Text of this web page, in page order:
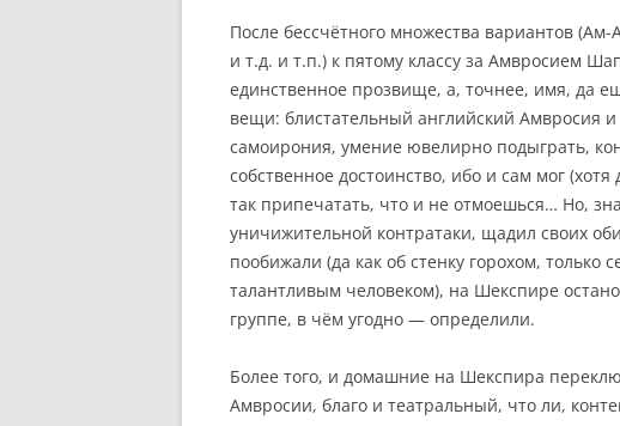
После бессчётного множества вариантов
и т.д. и т.п.) к пятому классу за Амвросием
единственное прозвище, а, точнее, имя, да
вещи: блистательный английский Амвросия
самоирония, умение ювелирно подыграть,
собственное достоинство, ибо и сам мог
так припечатать, что и не отмоешься… Но,
уничижительной контратаки, щадил своих
пообижали (да как об стенку горохом,
талантливым человеком), на Шекспире
группе, в чём угодно — определили.
Более того, и домашние на Шекспира
Амвросии, благо и театральный, что ли,